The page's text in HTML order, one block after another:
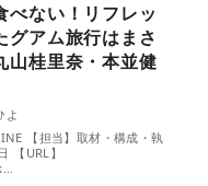
べない！リフレッ
グアム旅行はまさ
山桂里奈・本並健
よ
【担当】取材・構成・執
【URL】